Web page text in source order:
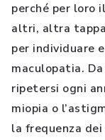
perché per loro
altri, altra
per individuare
maculopatia.
ripetersi ogni
miopia o
la frequenza